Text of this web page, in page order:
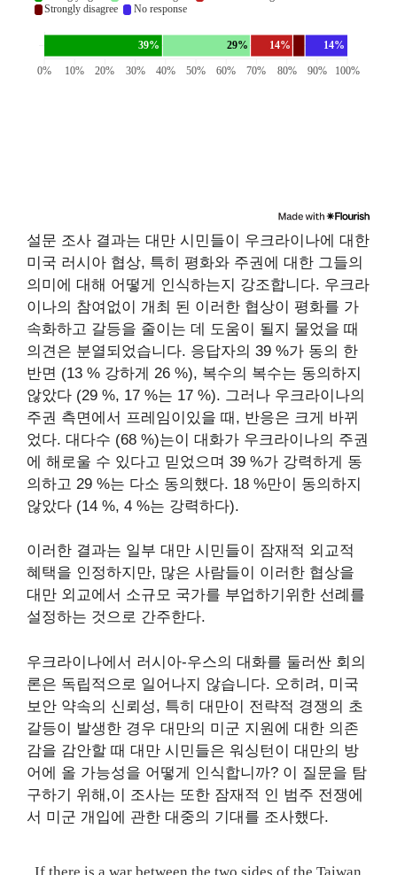
설문 조사 결과는 대만 시민들이 우크라이나에 대한
미국 러시아 협상, 특히 평화와 주권에 대한 그들의
의미에 대해 어떻게 인식하는지 강조합니다. 우크라
이나의 참여없이 개최 된 이러한 협상이 평화를 가
속화하고 갈등을 줄이는 데 도움이 될지 물었을 때
의견은 분열되었습니다. 응답자의 39 %가 동의 한
반면 (13 % 강하게 26 %), 복수의 복수는 동의하지
않았다 (29 %, 17 %는 17 %). 그러나 우크라이나의
주권 측면에서 프레임이있을 때, 반응은 크게 바뀌
었다. 대다수 (68 %)는이 대화가 우크라이나의 주권
에 해로울 수 있다고 믿었으며 39 %가 강력하게 동
의하고 29 %는 다소 동의했다. 18 %만이 동의하지
않았다 (14 %, 4 %는 강력하다).
이러한 결과는 일부 대만 시민들이 잠재적 외교적
혜택을 인정하지만, 많은 사람들이 이러한 협상을
대만 외교에서 소규모 국가를 부업하기위한 선례를
설정하는 것으로 간주한다.
우크라이나에서 러시아-우스의 대화를 둘러싼 회의
론은 독립적으로 일어나지 않습니다. 오히려, 미국
보안 약속의 신뢰성, 특히 대만이 전략적 경쟁의 초
갈등이 발생한 경우 대만의 미군 지원에 대한 의존
감을 감안할 때 대만 시민들은 워싱턴이 대만의 방
어에 올 가능성을 어떻게 인식합니까? 이 질문을 탐
구하기 위해,이 조사는 또한 잠재적 인 범주 전쟁에
서 미군 개입에 관한 대중의 기대를 조사했다.